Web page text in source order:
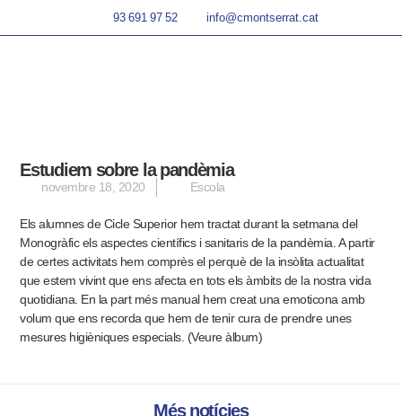
93 691 97 52 info@cmontserrat.cat
Estudiem sobre la pandèmia
novembre 18, 2020 Escola
Els alumnes de Cicle Superior hem tractat durant la setmana del
Monogràfic els aspectes científics i sanitaris de la pandèmia. A partir
de certes activitats hem comprès el perquè de la insòlita actualitat
que estem vivint que ens afecta en tots els àmbits de la nostra vida
quotidiana. En la part més manual hem creat una emoticona amb
volum que ens recorda que hem de tenir cura de prendre unes
mesures higièniques especials. (Veure àlbum)
Més notícies